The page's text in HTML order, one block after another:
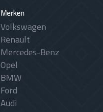
Merken
Volkswagen
Renault
Mercedes-Benz
Opel
BMW
Ford
Audi